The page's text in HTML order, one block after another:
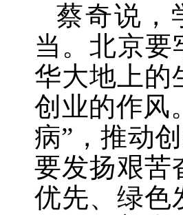
蔡奇说，
当。北京要
华大地上的
创业的作风
病”，推动
要发扬艰苦
优先、绿色